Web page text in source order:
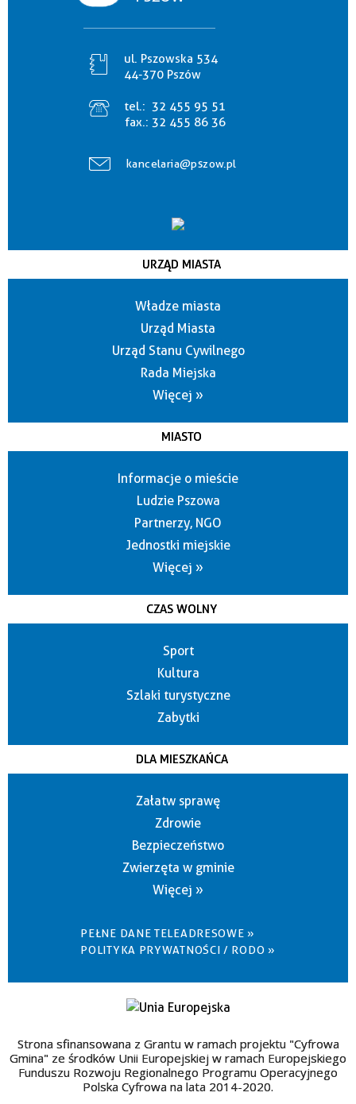
ul. Pszowska 534
44-370 Pszów
tel.: 32 455 95 51
fax.: 32 455 86 36
kancelaria@pszow.pl
URZĄD MIASTA
Władze miasta
Urząd Miasta
Urząd Stanu Cywilnego
Rada Miejska
Więcej »
MIASTO
Informacje o mieście
Ludzie Pszowa
Partnerzy, NGO
Jednostki miejskie
Więcej »
CZAS WOLNY
Sport
Kultura
Szlaki turystyczne
Zabytki
DLA MIESZKAŃCA
Załatw sprawę
Zdrowie
Bezpieczeństwo
Zwierzęta w gminie
Więcej »
PEŁNE DANE TELEADRESOWE »
POLITYKA PRYWATNOŚCI / RODO »
Strona sfinansowana z Grantu w ramach projektu "Cyfrowa
Gmina" ze środków Unii Europejskiej w ramach Europejskiego
Funduszu Rozwoju Regionalnego Programu Operacyjnego
Polska Cyfrowa na lata 2014-2020.